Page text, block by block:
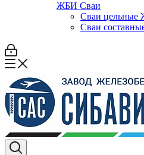
ЖБИ Сваи
Сваи цельные
Сваи